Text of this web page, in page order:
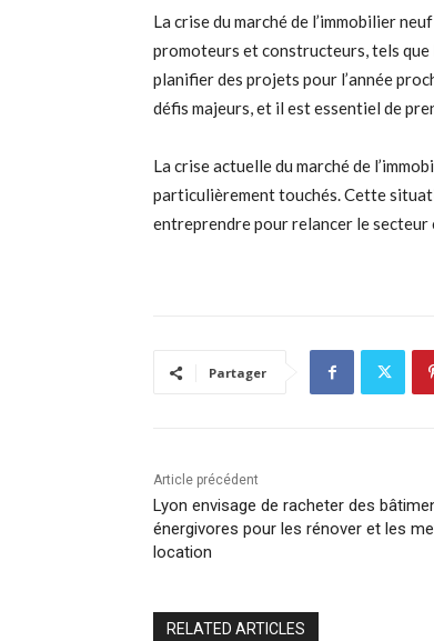
La crise du marché de l’immobilier
promoteurs et constructeurs, tels
planifier des projets pour l’année
défis majeurs, et il est essentiel de
La crise actuelle du marché de
particulièrement touchés. Cette
entreprendre pour relancer le secteur
Partager
Article précédent
Lyon envisage de racheter des
énergivores pour les rénover et les
location
RELATED ARTICLES